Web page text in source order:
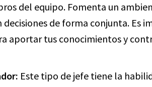
del equipo. Fomenta un
decisiones de forma conjunta. Es
aportar tus conocimientos y
Este tipo de jefe tiene la